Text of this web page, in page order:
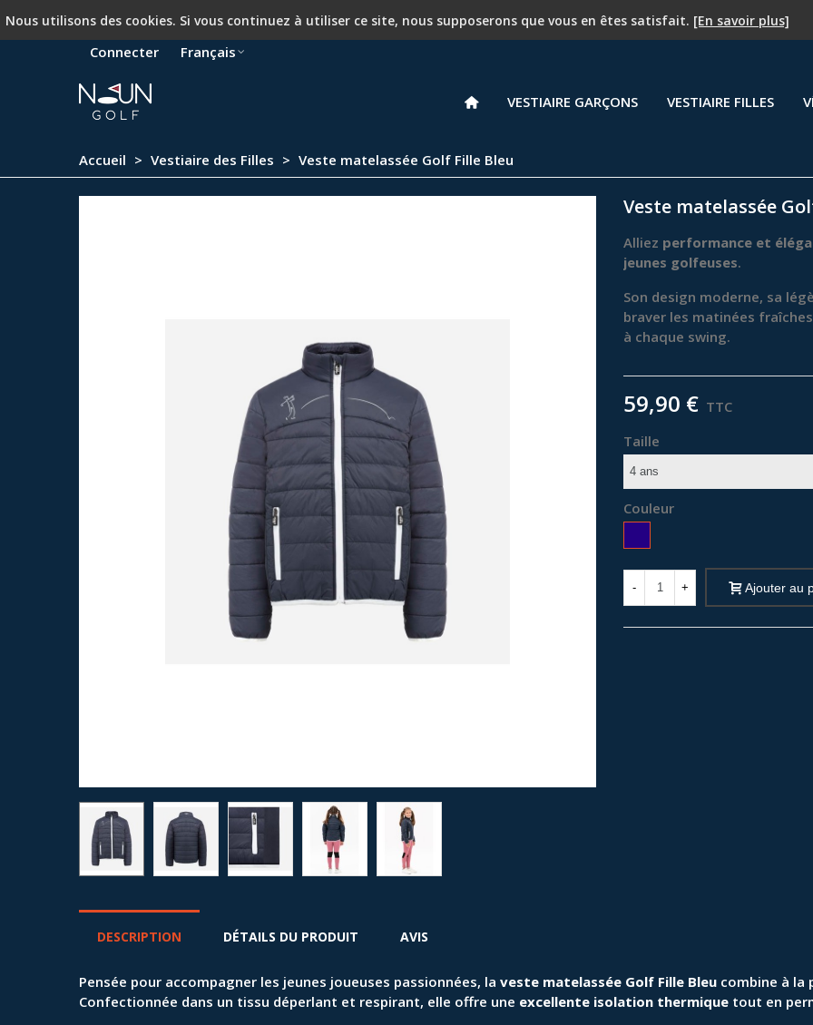
PROMOTION - 25 % à partir du deuxième article !
Connecter
Français
VESTIAIRE GARÇONS VESTIAIRE FILLES
Accueil > Vestiaire des Filles > Veste matelassée Golf Fille Bleu
Veste matelassée
Alliez performance et
jeunes golfeuses.
Son design moderne, sa
braver les matinées
à chaque swing.
59,90 € TTC
Taille
Couleur
- + Ajouter au
DESCRIPTION DÉTAILS DU PRODUIT AVIS
Pensée pour accompagner les jeunes joueuses passionnées, la veste matelassée Golf Fille Bleu combine à
Confectionnée dans un tissu déperlant et respirant, elle offre une excellente isolation thermique tout en
Nous utilisons des cookies. Si vous continuez à utiliser ce site, nous supposerons que vous en êtes satisfait. [En savoir plus]